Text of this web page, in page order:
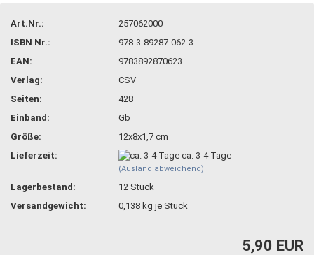
Art.Nr.:
257062000
ISBN Nr.:
978-3-89287-062-3
EAN:
9783892870623
Verlag:
CSV
Seiten:
428
Einband:
Gb
Größe:
12x8x1,7 cm
Lieferzeit:
ca. 3-4 Tage
(Ausland abweichend)
Lagerbestand: 12 Stück
Versandgewicht:
0,138 kg je Stück
5,90 EUR